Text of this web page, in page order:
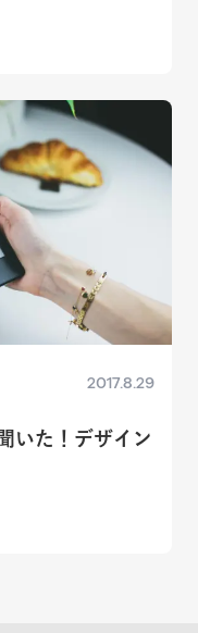
2017.8.29
いた！デザイン